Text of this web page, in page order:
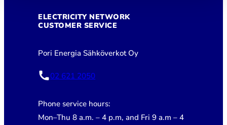
ELECTRICITY NETWORK
CUSTOMER SERVICE
Pori Energia Sähköverkot Oy
02 621 2050
Phone service hours:
Mon–Thu 8 a.m. – 4 p.m, and Fri 9 a.m – 4